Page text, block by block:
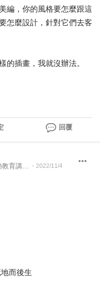
編，你的風格要怎麼跟這
怎麼設計，針對它們去客
的插畫，我就沒辦法。
回覆
・ 2022/11/4
而後生